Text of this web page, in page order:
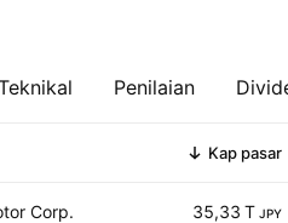
Penilaian
Kap pasar
Corp. 35,33 T JPY